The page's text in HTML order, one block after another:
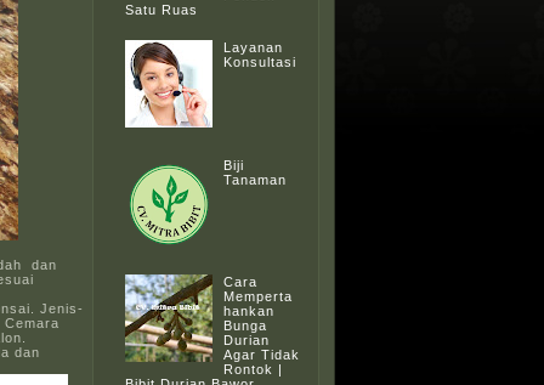
dan
Jenis-
dan
Satu Ruas
Layanan
Konsultasi
Biji
Tanaman
Cara
Memperta
hankan
Bunga
Durian
Agar Tidak
Rontok |